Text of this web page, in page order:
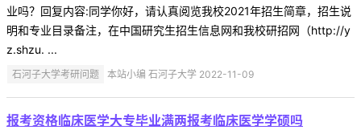
业吗？回复内容:同学你好，请认真阅览我校2021年招生简章，招生说
明和专业目录备注，在中国研究生招生信息网和我校研招网（http://y
z.shzu. ...
石河子大学考研问题 本站小编 石河子大学 2022-11-09
报考资格临床医学大专毕业满两报考临床医学学硕吗